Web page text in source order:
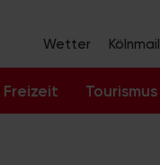
Wetter Kölnmail
Freizeit Tourismus